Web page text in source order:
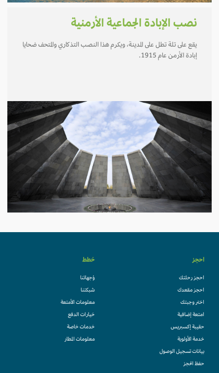
نصب الإبادة الجماعية الأرمنية
يقع على تلة تطل على المدينة، ويكرم هذا النصب التذكاري والمتحف ضحايا
إبادة الأرمن عام 1915.
احجز
احجز رحلتك
احجز مقعدك
اختر وجبتك
امتعة إضافية
حقيبة إكسبريس
خدمة الأولوية
بيانات تسجيل الوصول
حفظ الحجز
خطط
وُجهاتنا
شبكتنا
معلومات الأمتعة
خيارات الدفع
خدمات خاصة
معلومات المطار